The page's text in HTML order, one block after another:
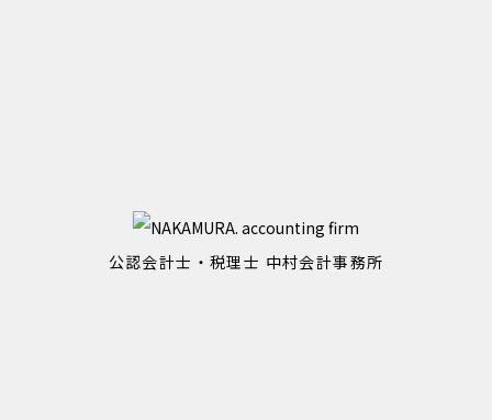
公認会計士・税理士 中村会計事務所